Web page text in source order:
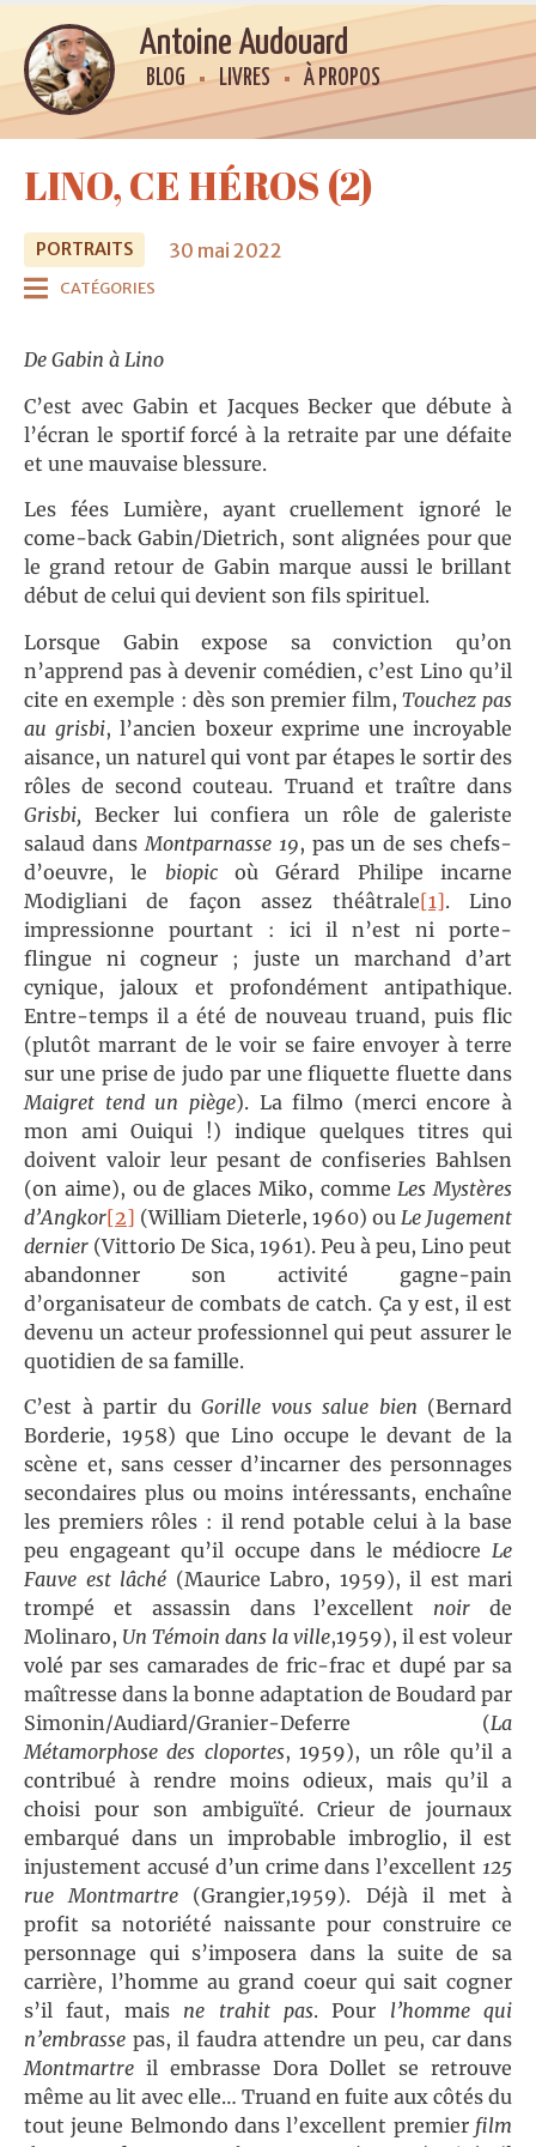
Antoine Audouard
BLOG LIVRES À PROPOS
LINO, CE HÉROS (2)
PORTRAITS 30 mai 2022
CATÉGORIES
De Gabin à Lino
C’est avec Gabin et Jacques Becker que débute à
l’écran le sportif forcé à la retraite par une défaite
et une mauvaise blessure.
Les fées Lumière, ayant cruellement ignoré le
come-back Gabin/Dietrich, sont alignées pour que
le grand retour de Gabin marque aussi le brillant
début de celui qui devient son fils spirituel.
Lorsque Gabin expose sa conviction qu’on
n’apprend pas à devenir comédien, c’est Lino qu’il
cite en exemple : dès son premier film,Touchez pas
au grisbi, l’ancien boxeur exprime une incroyable
aisance, un naturel qui vont par étapes le sortir des
rôles de second couteau. Truand et traître dans
Grisbi, Becker lui confiera un rôle de galeriste
salaud dans Montparnasse 19, pas un de ses chefs-
d’oeuvre, le biopicoù Gérard Philipe incarne
Modigliani de façon assez théâtrale[1]. Lino
impressionne pourtant : ici il n’est ni porte-
flingue ni cogneur ; juste un marchand d’art
cynique, jaloux et profondément antipathique.
Entre-temps il a été de nouveau truand, puis flic
(plutôt marrant de le voir se faire envoyer à terre
sur une prise de judo par une fliquette fluette dans
Maigret tend un piège). La filmo (merci encore à
mon ami Ouiqui !) indique quelques titres qui
doivent valoir leur pesant de confiseries Bahlsen
(on aime), ou de glaces Miko, comme Les Mystères
d’Angkor[2] (William Dieterle, 1960) ou Le Jugement
dernier (Vittorio De Sica, 1961). Peu à peu, Lino peut
abandonner son activité gagne-pain
d’organisateur de combats de catch. Ça y est, il est
devenu un acteur professionnel qui peut assurer le
quotidien de sa famille.
C’est à partir du Gorille vous salue bien (Bernard
Borderie, 1958) que Lino occupe le devant de la
scène et, sans cesser d’incarner des personnages
secondaires plus ou moins intéressants, enchaîne
les premiers rôles : il rend potable celui à la base
peu engageant qu’il occupe dans le médiocre Le
Fauve est lâché (Maurice Labro, 1959), il est mari
trompé et assassin dans l’excellent noirde
Molinaro, Un Témoin dans la ville,1959), il est voleur
volé par ses camarades de fric-frac et dupé par sa
maîtresse dans la bonne adaptation de Boudard par
Simonin/Audiard/Granier-Deferre (La
Métamorphose des cloportes, 1959), un rôle qu’il a
contribué à rendre moins odieux, mais qu’il a
choisi pour son ambiguïté. Crieur de journaux
embarqué dans un improbable imbroglio, il est
injustement accusé d’un crime dans l’excellent 125
rue Montmartre (Grangier,1959). Déjà il met à
profit sa notoriété naissante pour construire ce
personnage qui s’imposera dans la suite de sa
carrière, l’homme au grand coeur qui sait cogner
s’il faut, mais ne trahit pas. Pour l’homme qui
n’embrasse pas, il faudra attendre un peu, car dans
Montmartre il embrasse Dora Dollet se retrouve
même au lit avec elle… Truand en fuite aux côtés du
tout jeune Belmondo dans l’excellent premier film